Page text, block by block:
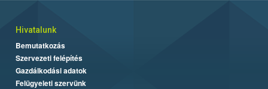
Hivatalunk
Bemutatkozás
Szervezeti felépítés
Gazdálkodási adatok
Felügyeleti szervünk